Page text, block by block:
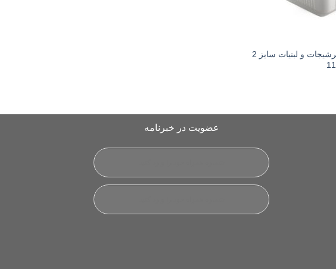
ظرف نگهدارنده ترشیجات و لبنیات سايز 2
عضویت در خبرنامه